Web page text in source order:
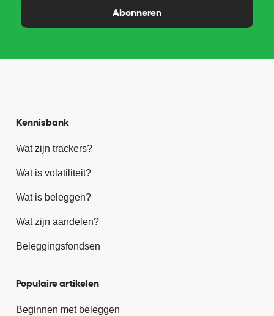
Abonneren
Kennisbank
Wat zijn trackers?
Wat is volatiliteit?
Wat is beleggen?
Wat zijn aandelen?
Beleggingsfondsen
Populaire artikelen
Beginnen met beleggen